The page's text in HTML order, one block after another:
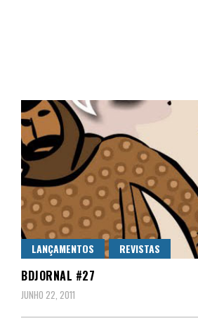
Central Comics
LANÇAMENTOS REVISTAS
BDJORNAL #27
JUNHO 22, 2011